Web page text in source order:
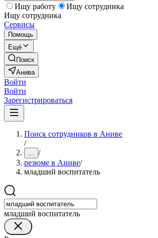
Ищу работу
Ищу сотрудника
Ищу сотрудника
Сервисы
Помощь
Ещё
Поиск
Анива
Войти
Войти
Зарегистрироваться
Поиск сотрудников в Аниве
/
... /
резюме в Аниве/
младший воспитатель
младший воспитатель